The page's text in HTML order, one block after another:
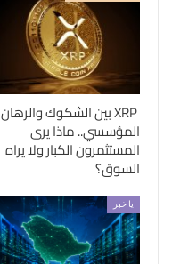
XRP بين الشكوك والرهان
المؤسسي.. ماذا يرى
المستثمرون الكبار ولا يراه
السوق؟
يا خبر